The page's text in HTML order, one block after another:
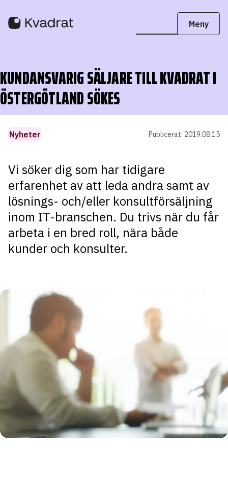
KUNDANSVARIG SÄLJARE TILL KVADRAT I
ÖSTERGÖTLAND SÖKES
Nyheter Publicerat: 2019.08.15
Vi söker dig som har tidigare
erfarenhet av att leda andra samt av
lösnings- och/eller konsultförsäljning
inom IT-branschen. Du trivs när du får
arbeta i en bred roll, nära både
kunder och konsulter.